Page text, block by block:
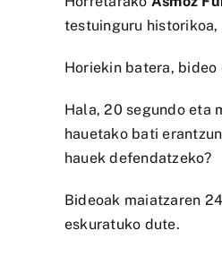
testuinguru
Horiekin batera,
Hala, 20 segundo eta
hauetako bati
hauek defendatzeko?
Bideoak maiatzaren
eskuratuko dute.